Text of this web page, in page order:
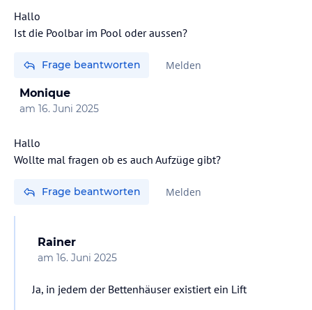
Hallo
Ist die Poolbar im Pool oder aussen?
Frage beantworten Melden
Monique
am 16. Juni 2025
Hallo
Wollte mal fragen ob es auch Aufzüge gibt?
Frage beantworten Melden
Rainer
am 16. Juni 2025
Ja, in jedem der Bettenhäuser existiert ein Lift